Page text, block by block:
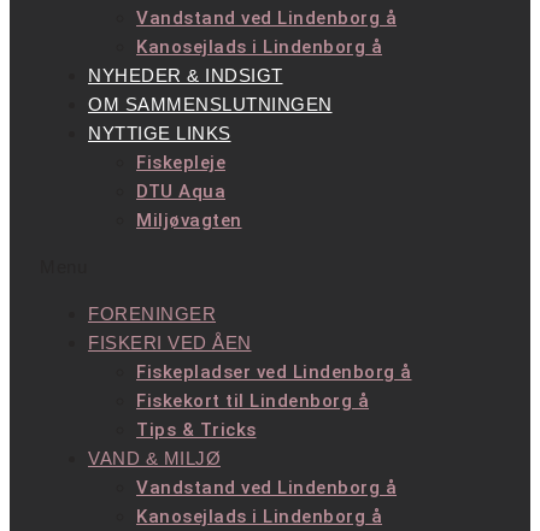
Vandstand ved Lindenborg å
Kanosejlads i Lindenborg å
NYHEDER & INDSIGT
OM SAMMENSLUTNINGEN
NYTTIGE LINKS
Fiskepleje
DTU Aqua
Miljøvagten
FORENINGER
FISKERI VED ÅEN
Fiskepladser ved Lindenborg å
Fiskekort til Lindenborg å
Tips & Tricks
VAND & MILJØ
Vandstand ved Lindenborg å
Kanosejlads i Lindenborg å